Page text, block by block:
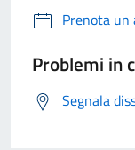
Prenota
Problemi in
Segnala